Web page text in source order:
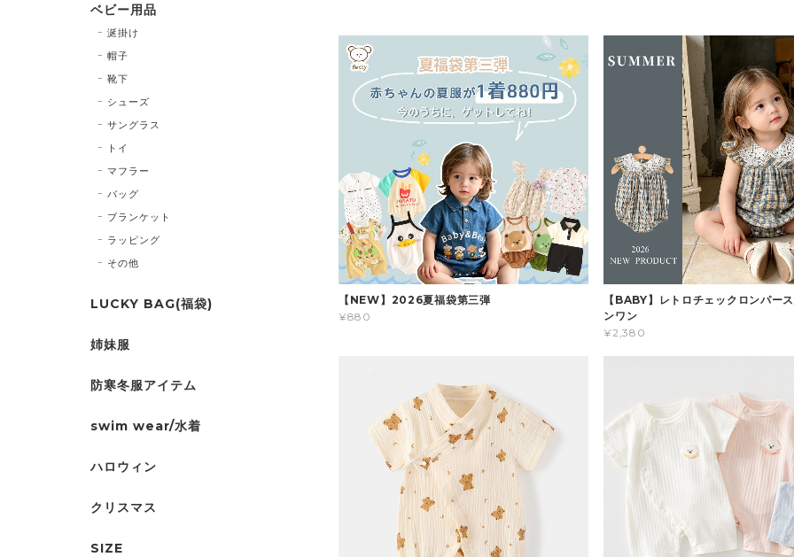
【NEW】2026夏福袋第三弾
¥880
【BABY】レトロチェックロンパー
ンワン
¥2,380
ベビー用品
涎掛け
帽子
靴下
シューズ
サングラス
トイ
マフラー
バッグ
ブランケット
ラッピング
その他
LUCKY BAG(福袋)
姉妹服
防寒冬服アイテム
swim wear/水着
ハロウィン
クリスマス
SIZE